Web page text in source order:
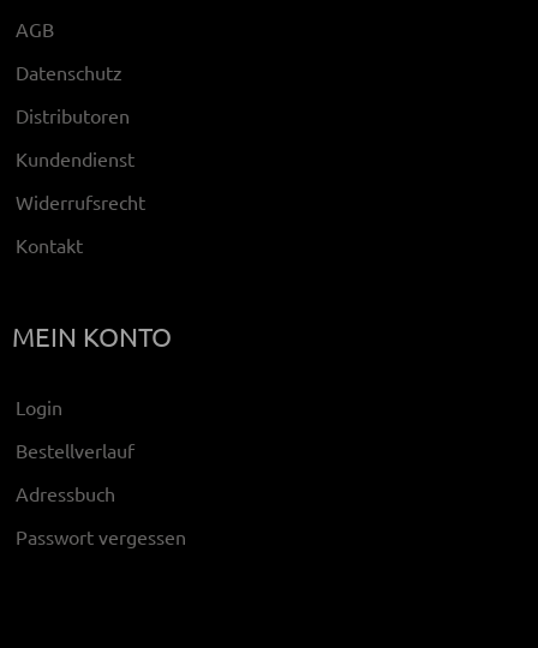
AGB
Datenschutz
Distributoren
Kundendienst
Widerrufsrecht
Kontakt
MEIN KONTO
Login
Bestellverlauf
Adressbuch
Passwort vergessen